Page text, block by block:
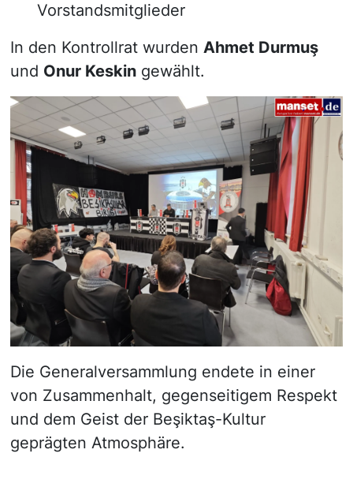
Vorstandsmitglieder
In den Kontrollrat wurden Ahmet Durmuş
und Onur Keskingewählt.
Die Generalversammlung endete in einer
von Zusammenhalt, gegenseitigem Respekt
und dem Geist der Beşiktaş-Kultur
geprägten Atmosphäre.